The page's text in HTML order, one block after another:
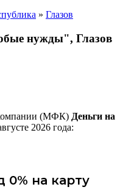
» Глазов
нужды", Глазов
(МФК) Деньги на
2026 года:
на карту